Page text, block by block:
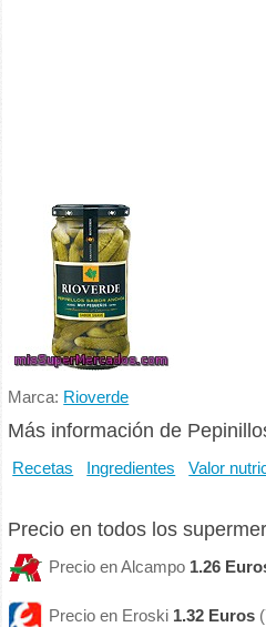
Marca: Rioverde
Más información de
Recetas Ingredientes Valor
Precio en todos los
Precio en Alcampo 1.26
Precio en Eroski 1.32 Euros